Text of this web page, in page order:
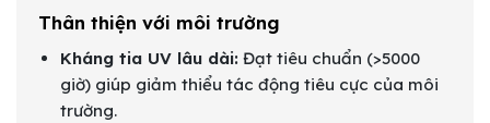
Thân thiện với môi trường
Kháng tia UV lâu dài: Đạt tiêu chuẩn (>5000
giờ) giúp giảm thiểu tác động tiêu cực của môi
trường.